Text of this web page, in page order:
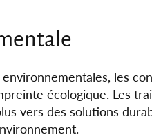
les
écologique. Les
vers des solutions